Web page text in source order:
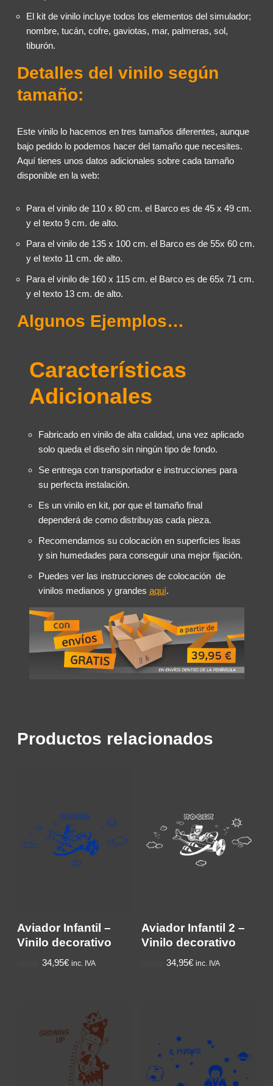
El kit de vinilo incluye todos los elementos del simulador;
nombre, tucán, cofre, gaviotas, mar, palmeras, sol,
tiburón.
Detalles del vinilo según
tamaño:
Este vinilo lo hacemos en tres tamaños diferentes, aunque
bajo pedido lo podemos hacer del tamaño que necesites.
Aquí tienes unos datos adicionales sobre cada tamaño
disponible en la web:
Para el vinilo de 110 x 80 cm. el Barco es de 45 x 49 cm.
y el texto 9 cm. de alto.
Para el vinilo de 135 x 100 cm. el Barco es de 55x 60 cm.
y el texto 11 cm. de alto.
Para el vinilo de 160 x 115 cm. el Barco es de 65x 71 cm.
y el texto 13 cm. de alto.
Algunos Ejemplos…
Características
Adicionales
Fabricado en vinilo de alta calidad, una vez aplicado
solo queda el diseño sin ningún tipo de fondo.
Se entrega con transportador e instrucciones para
su perfecta instalación.
Es un vinilo en kit, por que el tamaño final
dependerá de como distribuyas cada pieza.
Recomendamos su colocación en superficies lisas
y sin humedades para conseguir una mejor fijación.
Puedes ver las instrucciones de colocación de
vinilos medianos y grandes aquí.
Productos relacionados
Aviador Infantil –
Vinilo decorativo
34,95€ inc. IVA
Aviador Infantil 2 –
Vinilo decorativo
34,95€ inc. IVA